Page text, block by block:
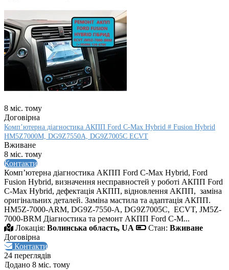
8 міс. тому
Договірна
Комп’ютерна діагностика АКПП Ford C-Max Hybrid # Fusion Hybrid
HM5Z7000M, DG9Z7550A, DG9Z7005C ECVT
Вживане
8 міс. тому
Контакти
Комп’ютерна діагностика АКПП Ford C-Max Hybrid, Ford
Fusion Hybrid, визначення несправностей у роботі АКПП Ford
C-Max Hybrid, дефектація АКПП, відновлення АКПП, заміна
оригінальних деталей. Заміна мастила та адаптація АКПП.
HM5Z-7000-ARM, DG9Z-7550-A, DG9Z7005C, ECVT, JM5Z-
7000-BRM Діагностика та ремонт АКПП Ford C-M...
Локація: Волинська область, UA Стан: Вживане
Договірна
Контакти
24 переглядів
Додано 8 міс. тому